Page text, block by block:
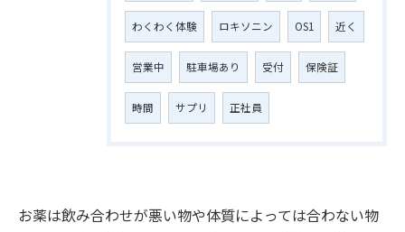
わくわく体験 ロキソニン OS1 近く
営業中 駐車場あり 受付 保険証
時間 サプリ 正社員
お薬は飲み合わせが悪い物や体質によっては合わない物